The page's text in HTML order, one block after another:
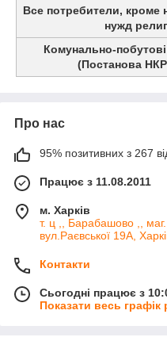
Все потребители,
нужд
Комунально-побутові
(Постанова
Про нас
95% позитивних з 267
Працює з 11.08.2011
м. Харків
т. ц ,, Барабашово ,, маг.
вул.Раєвської 19А,
Контакти
Сьогодні працює з
Показати весь графік